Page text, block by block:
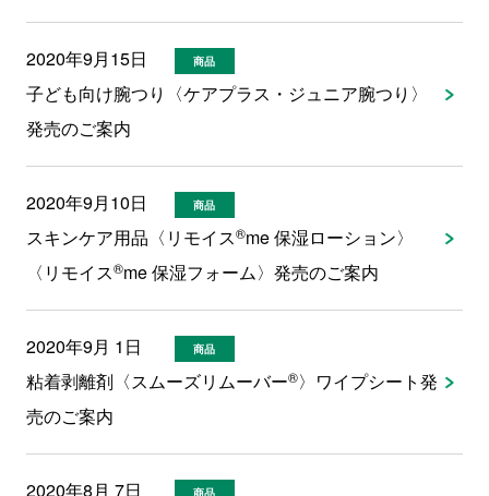
2020年9月15日 商品
子ども向け腕つり〈ケアプラス・ジュニア腕つり〉
発売のご案内
2020年9月10日 商品
スキンケア用品〈リモイス®me 保湿ローション〉
〈リモイス®me 保湿フォーム〉発売のご案内
2020年9月 1日 商品
粘着剥離剤〈スムーズリムーバー®〉ワイプシート発
売のご案内
2020年8月 7日 商品